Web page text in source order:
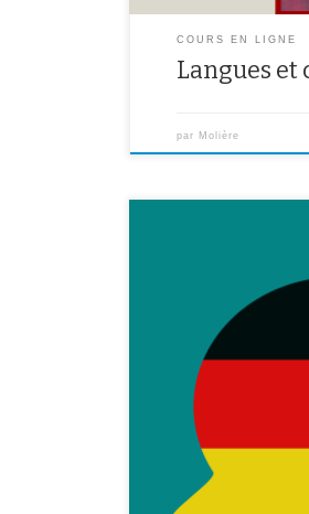
COURS EN LIGNE
Langues et
par Molière
Voici les liens Padlets
https://padlet.com/
https://padlet.com/
https://padlet.com/
https://padlet.com/
publierai tous les
niveau) que vous